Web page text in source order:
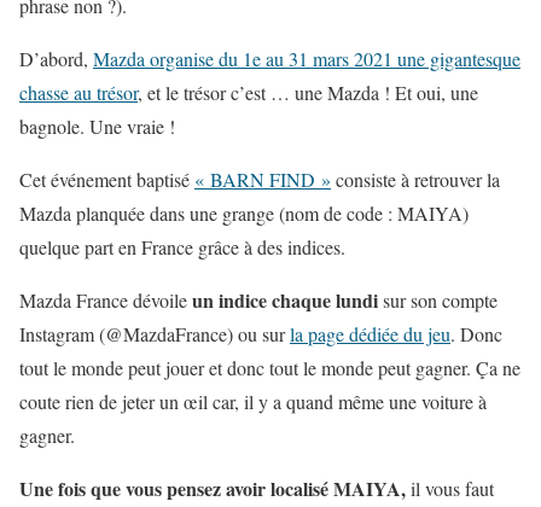
D’abord, Mazda organise du 1e au 31 mars 2021 une gigantesque
chasse au trésor, et le trésor c’est … une Mazda ! Et oui, une
bagnole. Une vraie !
Cet événement baptisé « BARN FIND » consiste à retrouver la
Mazda planquée dans une grange (nom de code : MAIYA)
quelque part en France grâce à des indices.
Mazda France dévoileun indice chaque lundisur son compte
Instagram (@MazdaFrance) ou surla page dédiée du jeu. Donc
tout le monde peut jouer et donc tout le monde peut gagner. Ça ne
coute rien de jeter un œil car, il y a quand même une voiture à
gagner.
Une fois que vous pensez avoir localisé MAIYA,il vous faut